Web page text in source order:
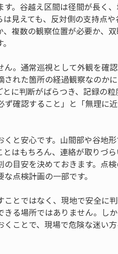
。谷越え区間は径間が長く
見えても、反対側の支持点
複数の観察位置が必要か、
。通常巡視として外観を確
れた箇所の経過観察なのか
に判断がばらつき、記録の
確認すること」と「無理に
と安心です。山間部や谷地
はもちろん、連絡が取りづ
目安を決めておきます。点
点検計画の一部です。
とではなく、現地で安全に
る場所ではありません。し
ことで、現場で危険な迷い